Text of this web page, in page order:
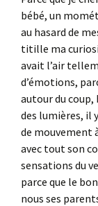
bébé, un
au hasard de
titille ma
avait l’air
d’émotions,
autour du coup,
des lumières, il
de mouvement
avec tout son
sensations du
parce que le
nous ses